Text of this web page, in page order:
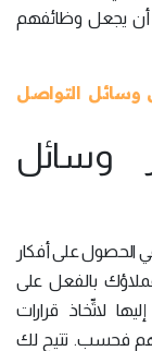
أن يجعل وظائفهم
وسائل التواصل
وسائل
الحصول على أفكار
بالفعل على
لاتِّخاذ قرارات
فحسب. تتيح لك